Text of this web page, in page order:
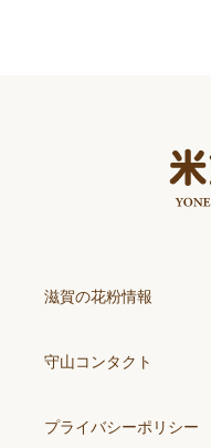
滋賀の花粉情報
守山コンタクト
プライバシーポリシー